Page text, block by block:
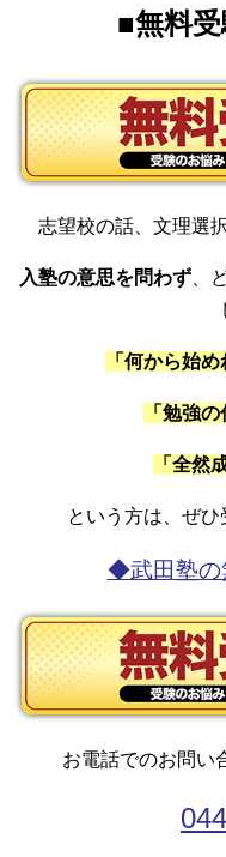
■無料
志望校の話、文理選
入塾の意思を問わず 、
「何から始
「勉強
「全然
という方は、ぜひ
◆武田塾の
お電話でのお問い